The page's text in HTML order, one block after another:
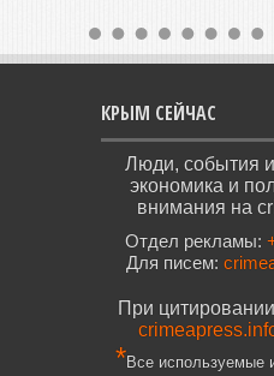
КРЫМ СЕЙЧАС
Люди, события
экономика и
внимания на
Отдел рекламы:
Для писем:
При
*Все используемые